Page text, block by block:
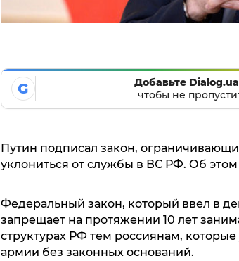
G
Добавьте
чтобы не
Путин подписал закон,
уклониться от службы в ВС РФ. Об
Федеральный закон, который ввел в
запрещает на протяжении 10 лет
структурах РФ тем россиянам,
армии без законных оснований.